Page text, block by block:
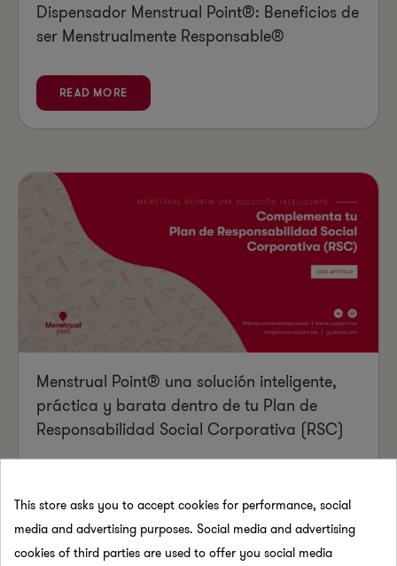
Dispensador Menstrual Point®: Beneficios de
ser Menstrualmente Responsable®
READ MORE
Menstrual Point® una solución inteligente,
práctica y barata dentro de tu Plan de
Responsabilidad Social Corporativa (RSC)
This store asks you to accept cookies for performance, social
media and advertising purposes. Social media and advertising
cookies of third parties are used to offer you social media